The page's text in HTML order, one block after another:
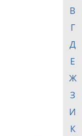
В
Г
Д
Е
Ж
З
И
К